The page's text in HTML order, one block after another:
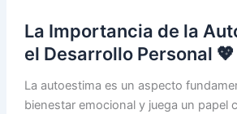
La Importancia de la
el Desarrollo Personal 💖
La autoestima es un aspecto
bienestar emocional y juega un papel